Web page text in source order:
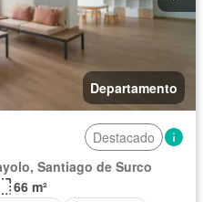
Departamento
Destacado
Santiago de Surco
66 m²